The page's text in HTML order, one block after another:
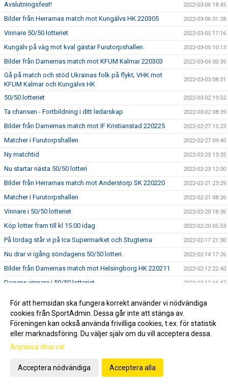
Avslutningsfest! 2022-03-06 18:45
Bilder från Herrarnas match mot Kungälvs HK 220305 2022-03-06 01:28
Vinnare 50/50 lotteriet 2022-03-05 17:16
Kungälv på väg mot kval gästar Furutorpshallen. 2022-03-05 10:13
Bilder från Damernas match mot KFUM Kalmar 220303 2022-03-04 00:35
Gå på match och stöd Ukrainas folk på flykt; VHK mot
KFUM Kalmar och Kungälvs HK
2022-03-03 08:31
50/50 lotteriet 2022-03-02 19:52
Ta chansen - Fortbildning i ditt ledarskap 2022-03-02 08:39
Bilder från Damernas match mot IF Kristianstad 220225 2022-02-27 15:23
Matcher i Furutorpshallen 2022-02-27 09:40
Ny matchtid 2022-02-23 13:35
Nu startar nästa 50/50 lotteri 2022-02-23 12:00
Bilder från Herrarnas match mot Anderstorp SK 220220 2022-02-21 23:29
Matcher i Furutorpshallen 2022-02-21 08:26
Vinnare i 50/50 lotteriet 2022-02-20 18:36
Köp lotter fram till kl 15.00 idag 2022-02-20 05:53
På lördag står vi på Ica Supermarket och Stugtema 2022-02-17 21:30
Nu drar vi igång söndagens 50/50 lotteri. 2022-02-14 17:26
Bilder från Damernas match mot Helsingborg HK 220211 2022-02-12 22:40
Dagens vinnare i 50/50 lotteriet 2022-02-12 16:47
Vi säljer 50/50 lotter vid Ica Supermarket och Stugtema
Vinslövs HK behöver en seger när OV Helsingborg kommer
på besök.
2022-02-11 08:34
VFC Cupen ställs in 2022 - men siktar på 2023
Här köper du biljetter till lördagens match
För att hemsidan ska fungera korrekt använder vi nödvändiga
cookies från SportAdmin. Dessa går inte att stänga av.
Föreningen kan också använda frivilliga cookies, t.ex. för statistik
eller marknadsföring. Du väljer själv om du vill acceptera dessa.
Anpassa dina val
Acceptera nödvändiga Acceptera alla